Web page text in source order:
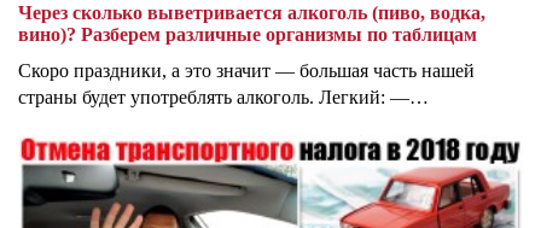
Через сколько выветривается алкоголь (пиво, водка,
вино)? Разберем различные организмы по таблицам
Скоро праздники, а это значит — большая часть нашей
страны будет употреблять алкоголь. Легкий: —…